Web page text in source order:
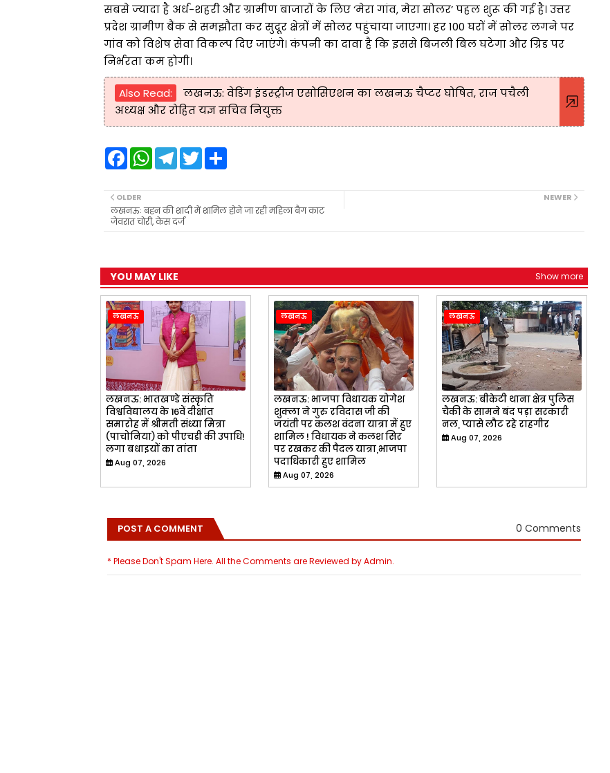
सबसे ज्यादा है अर्ध-शहरी और ग्रामीण बाजारों के लिए ‘मेरा गांव, मेरा सोलर’ पहल शुरू की गई है। उत्तर
प्रदेश ग्रामीण बैंक से समझौता कर सुदूर क्षेत्रों में सोलर पहुंचाया जाएगा। हर 100 घरों में सोलर लगने पर
गांव को विशेष सेवा विकल्प दिए जाएंगे। कंपनी का दावा है कि इससे बिजली बिल घटेगा और ग्रिड पर
निर्भरता कम होगी।
Also Read:
लखनऊ: वेडिंग इंडस्ट्रीज एसोसिएशन का लखनऊ चैप्टर घोषित, राज पचैली
अध्यक्ष और रोहित यज्ञ सचिव नियुक्त
F
a
b
o
o
W
A
p
p
T
e
r
a
T
e
S
NEWER
OLDER
लखनऊः बहन की शादी में शामिल होने जा रही महिला बैग काट
जेवरात चोरी, केस दर्ज
YOU MAY LIKE Show more
लखनऊ
लखनऊ: भातखण्डे संस्कृति
विश्वविद्यालय के 16वें दीक्षांत
समारोह में श्रीमती संध्या मित्रा
(पाचोनिया) को पीएचडी की उपाधि!
लगा बधाइयों का तांता
Aug 07, 2026
लखनऊ
लखनऊ: भाजपा विधायक योगेश
शुक्ला ने गुरु रविदास जी की
जयंती पर कलश वंदना यात्रा में हुए
शामिल ! विधायक ने कलश सिर
पर रखकर की पैदल यात्रा,भाजपा
पदाधिकारी हुए शामिल
Aug 07, 2026
लखनऊ
लखनऊ: बीकेटी थाना क्षेत्र पुलिस
चैकी के सामने बंद पड़ा सरकारी
नल, प्यासे लौट रहे राहगीर
Aug 07, 2026
POST A COMMENT 0 Comments
* Please Don't Spam Here. All the Comments are Reviewed by Admin.